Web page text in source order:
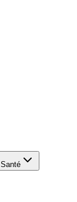
Santé